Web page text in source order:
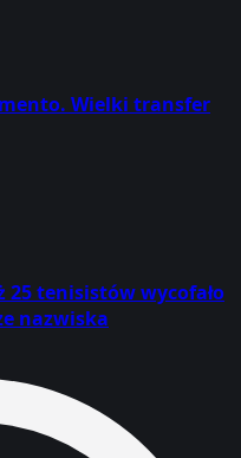
Wielki transfer
25 tenisistów wycofało
nazwiska